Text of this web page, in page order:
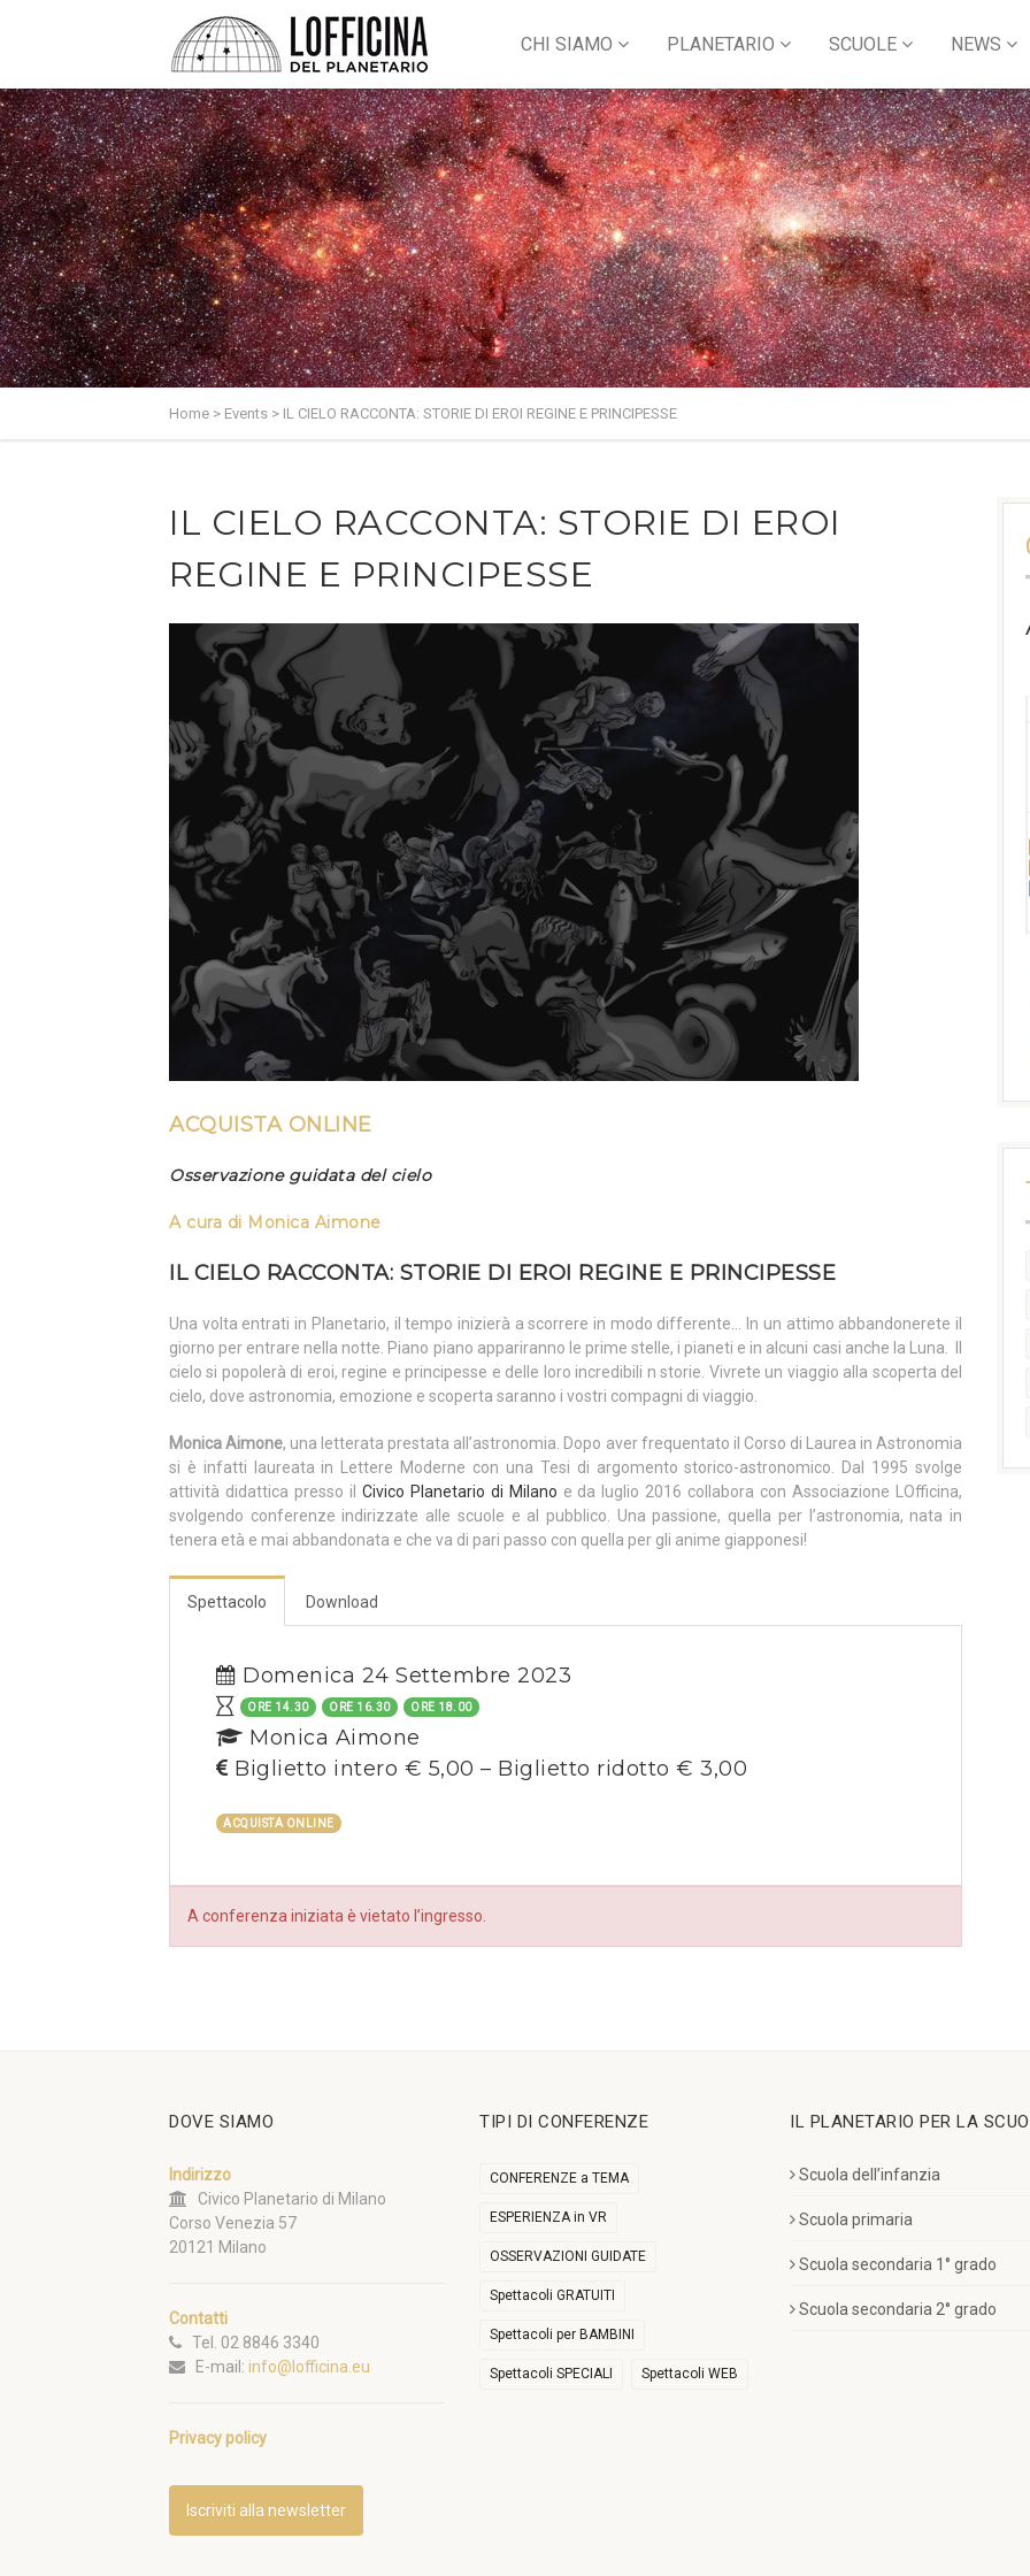
CHI SIAMO PLANETARIO SCUOLE NEWS
Home > Events > IL CIELO RACCONTA: STORIE DI EROI REGINE E PRINCIPESSE
IL CIELO RACCONTA: STORIE DI EROI
REGINE E PRINCIPESSE
ACQUISTA ONLINE
Osservazione guidata del cielo
A cura di Monica Aimone
IL CIELO RACCONTA: STORIE DI EROI REGINE E PRINCIPESSE
Una volta entrati in Planetario, il tempo inizierà a scorrere in modo differente… In un attimo abbandonerete il
giorno per entrare nella notte. Piano piano appariranno le prime stelle, i pianeti e in alcuni casi anche la Luna. Il
cielo si popolerà di eroi, regine e principesse e delle loro incredibili n storie. Vivrete un viaggio alla scoperta del
cielo, dove astronomia, emozione e scoperta saranno i vostri compagni di viaggio.
Monica Aimone, una letterata prestata all’astronomia. Dopo aver frequentato il Corso di Laurea in Astronomia
si è infatti laureata in Lettere Moderne con una Tesi di argomento storico-astronomico. Dal 1995 svolge
attività didattica presso il Civico Planetario di Milano e da luglio 2016 collabora con Associazione LOfficina,
svolgendo conferenze indirizzate alle scuole e al pubblico. Una passione, quella per l’astronomia, nata in
tenera età e mai abbandonata e che va di pari passo con quella per gli anime giapponesi!
Spettacolo Download
Domenica 24 Settembre 2023
ORE 14.30 ORE 16.30 ORE 18.00
Monica Aimone
Biglietto intero € 5,00 – Biglietto ridotto € 3,00
ACQUISTA ONLINE
A conferenza iniziata è vietato l’ingresso.
DOVE SIAMO
Indirizzo
Civico Planetario di Milano
Corso Venezia 57
20121 Milano
Contatti
Tel. 02 8846 3340
E-mail: info@lofficina.eu
Privacy policy
Iscriviti alla newsletter
TIPI DI CONFERENZE
CONFERENZE a TEMA
ESPERIENZA in VR
OSSERVAZIONI GUIDATE
Spettacoli GRATUITI
Spettacoli per BAMBINI
Spettacoli SPECIALI Spettacoli WEB
IL PLANETARIO PER LA
Scuola dell’infanzia
Scuola primaria
Scuola secondaria 1° grado
Scuola secondaria 2° grado